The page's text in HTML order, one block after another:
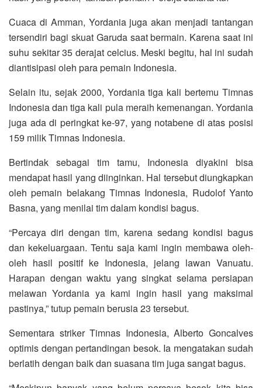
Cuaca di Amman, Yordania juga akan menjadi tantangan
tersendiri bagi skuat Garuda saat bermain. Karena saat ini
suhu sekitar 35 derajat celcius. Meski begitu, hal ini sudah
diantisipasi oleh para pemain Indonesia.
Selain itu, sejak 2000, Yordania tiga kali bertemu Timnas
Indonesia dan tiga kali pula meraih kemenangan. Yordania
juga ada di peringkat ke-97, yang notabene di atas posisi
159 milik Timnas Indonesia.
Bertindak sebagai tim tamu, Indonesia diyakini bisa
mendapat hasil yang diinginkan. Hal tersebut diungkapkan
oleh pemain belakang Timnas Indonesia, Rudolof Yanto
Basna, yang menilai tim dalam kondisi bagus.
“Percaya diri dengan tim, karena sedang kondisi bagus
dan kekeluargaan. Tentu saja kami ingin membawa oleh-
oleh hasil positif ke Indonesia, jelang lawan Vanuatu.
Harapan dengan waktu yang singkat selama persiapan
melawan Yordania ya kami ingin hasil yang maksimal
pastinya,” tutup pemain berusia 23 tersebut.
Sementara striker Timnas Indonesia, Alberto Goncalves
optimis dengan pertandingan besok. Ia mengatakan sudah
berlatih dengan baik dan suasana tim juga sangat bagus.